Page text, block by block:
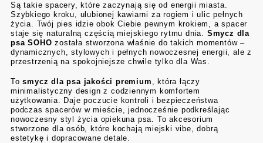
Są takie spacery, które zaczynają się od energii miasta.
Szybkiego kroku, ulubionej kawiarni za rogiem i ulic pełnych
życia. Twój pies idzie obok Ciebie pewnym krokiem, a spacer
staje się naturalną częścią miejskiego rytmu dnia. Smycz dla
psa SOHO została stworzona właśnie do takich momentów –
dynamicznych, stylowych i pełnych nowoczesnej energii, ale z
przestrzenią na spokojniejsze chwile tylko dla Was.
Tosmycz dla psa jakości premium , która łączy
minimalistyczny design z codziennym komfortem
użytkowania. Daje poczucie kontroli i bezpieczeństwa
podczas spacerów w mieście, jednocześnie podkreślając
nowoczesny styl życia opiekuna psa. To akcesorium
stworzone dla osób, które kochają miejski vibe, dobrą
estetykę i dopracowane detale.